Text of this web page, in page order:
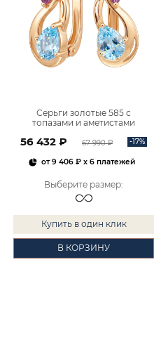
Серьги золотые 585 с
топазами и аметистами
56 432 ₽ 67 990 ₽ -17%
от9 406 ₽x 6 платежей
Выберите размер:
Купить в один клик
В КОРЗИНУ